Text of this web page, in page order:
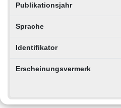
Publikationsjahr
Sprache
Identifikator
Erscheinungsvermerk